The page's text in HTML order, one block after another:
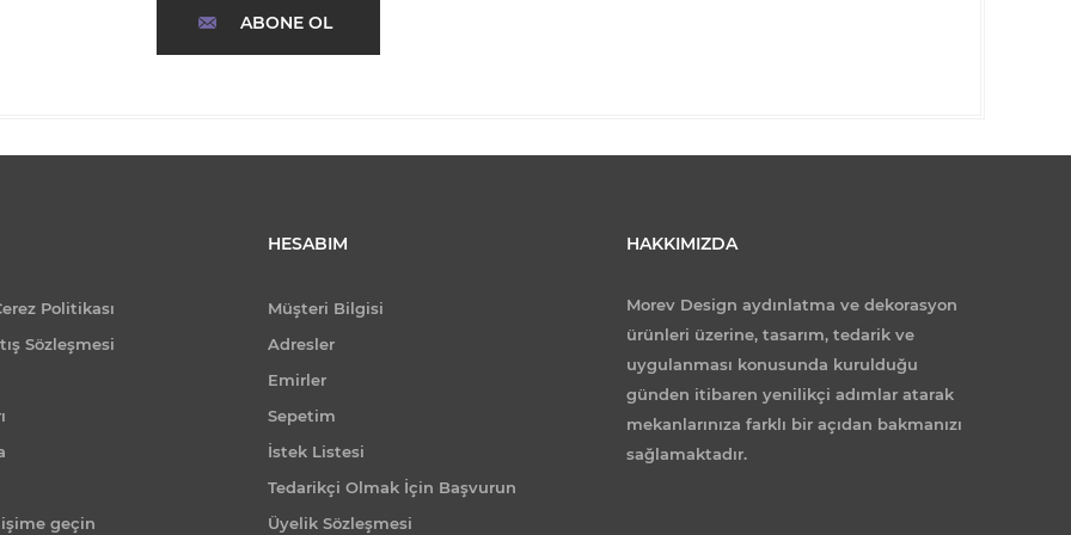
ABONE OL
Politikası
Sözleşmesi
geçin
HESABIM
Müşteri Bilgisi
Adresler
Emirler
Sepetim
İstek Listesi
Tedarikçi Olmak İçin Başvurun
Üyelik Sözleşmesi
HAKKIMIZDA
Morev Design aydınlatma ve dekorasyon
ürünleri üzerine, tasarım, tedarik ve
uygulanması konusunda kurulduğu
günden itibaren yenilikçi adımlar atarak
mekanlarınıza farklı bir açıdan bakmanızı
sağlamaktadır.